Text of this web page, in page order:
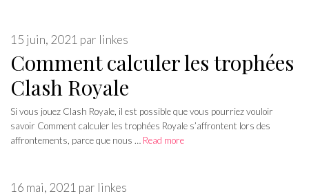
Comment calculer les trophées
Clash Royale
15 juin, 2021 par linkes
Si vous jouez Clash Royale, il est possible que vous pourriez vouloir
savoir Comment calculer les trophées Royale s’affrontent lors des
affrontements, parce que nous … Read more
16 mai, 2021 par linkes